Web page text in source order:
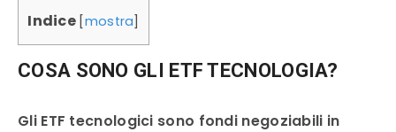
Indice [mostra
COSA SONO GLI ETF TECNOLOGIA?
Gli ETF tecnologici sono fondi negoziabili in